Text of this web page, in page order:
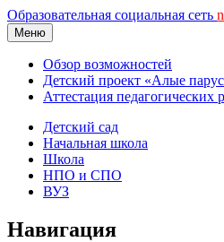
Образовательная социальная сеть
Меню
Обзор возможностей
Детский проект «Алые
Аттестация педагогических
Детский сад
Начальная школа
Школа
НПО и СПО
ВУЗ
Навигация